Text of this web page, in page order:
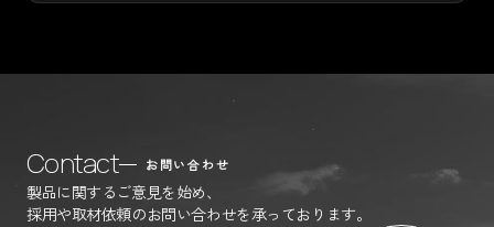
Contact お問い合わせ
製品に関するご意見を始め、
採用や取材依頼のお問い合わせを承っております。